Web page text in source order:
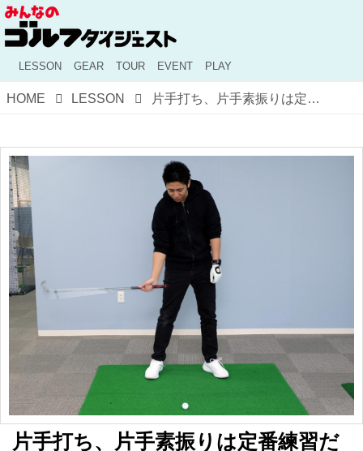
LESSON GEAR TOUR EVENT PLAY
HOME LESSON 片手打ち、片手素振りは定番練習だけど、どんなメリットがある？ 取り入れていいの？ ビギナーの疑問を解説！
片手打ち、片手素振りは定番練習だ